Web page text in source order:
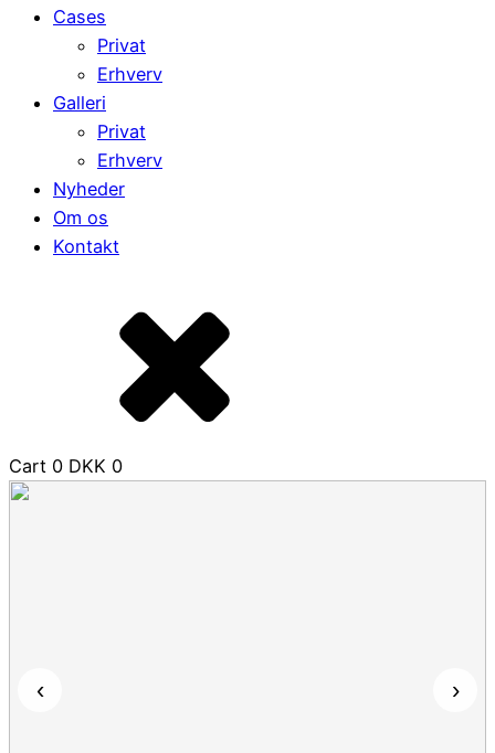
Cases
Privat
Erhverv
Galleri
Privat
Erhverv
Nyheder
Om os
Kontakt
Cart 0 DKK 0
‹ ›